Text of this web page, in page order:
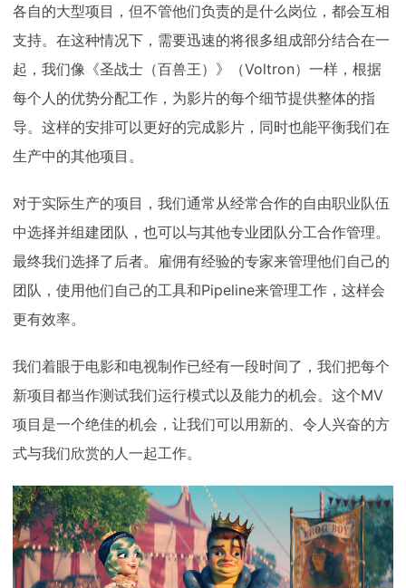
各自的大型项目，但不管他们负责的是什么岗位，都会互相
支持。在这种情况下，需要迅速的将很多组成部分结合在一
起，我们像《圣战士（百兽王）》（Voltron）一样，根据
每个人的优势分配工作，为影片的每个细节提供整体的指
导。这样的安排可以更好的完成影片，同时也能平衡我们在
生产中的其他项目。
对于实际生产的项目，我们通常从经常合作的自由职业队伍
中选择并组建团队，也可以与其他专业团队分工合作管理。
最终我们选择了后者。雇佣有经验的专家来管理他们自己的
团队，使用他们自己的工具和Pipeline来管理工作，这样会
更有效率。
我们着眼于电影和电视制作已经有一段时间了，我们把每个
新项目都当作测试我们运行模式以及能力的机会。这个MV
项目是一个绝佳的机会，让我们可以用新的、令人兴奋的方
式与我们欣赏的人一起工作。